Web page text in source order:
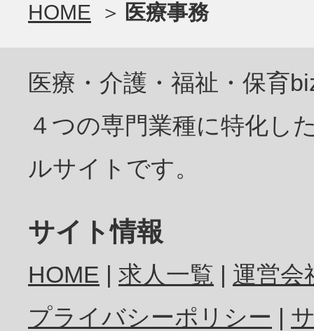
HOME 医療事務
医療・介護・福祉・保育
４つの専門業種に特化し
ルサイトです。
サイト情報
HOME 求人一覧
運営会
プライバシーポリシー